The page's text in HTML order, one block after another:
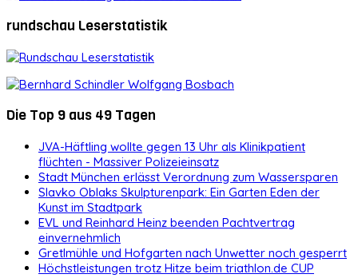
rundschau Leserstatistik
Die Top 9 aus 49 Tagen
JVA-Häftling wollte gegen 13 Uhr als Klinikpatient
flüchten - Massiver Polizeieinsatz
Stadt München erlässt Verordnung zum Wassersparen
Slavko Oblaks Skulpturenpark: Ein Garten Eden der
Kunst im Stadtpark
EVL und Reinhard Heinz beenden Pachtvertrag
einvernehmlich
Gretlmühle und Hofgarten nach Unwetter noch gesperrt
Höchstleistungen trotz Hitze beim triathlon.de CUP